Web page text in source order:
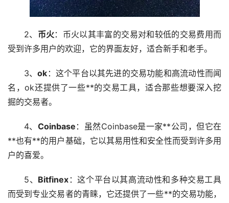
2、 币火：币火以其丰富的交易对和较低的交易费用而
受到许多用户的欢迎，它的界面友好，适合新手和老手。
3、ok ：这个平台以其先进的交易功能和高流动性而闻
名，ok还提供了一些**的交易工具，适合那些想要深入挖
掘的交易者。
4、 Coinbase ：虽然Coinbase是一家**公司，但它在
**也有**的用户基础，它以其易用性和安全性而受到许多用
户的喜爱。️
5、 Bitfinex ：这个平台以其高流动性和多种交易工具
而受到专业交易者的青睐，它还提供了一些**的交易功能，